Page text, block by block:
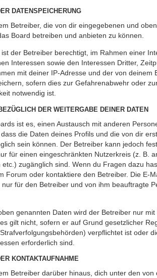
DATENSPEICHERUNG
Betreiber, die von dir eingegebenen und
Board betreiben und anbieten zu können.
der Betreiber berechtigt, im Rahmen einer
Interessen sowie den Interessen Dritter,
mit deiner IP-Adresse und der von deinem
sofern dies zur Gefahrenabwehr oder
notwendig ist.
DER WEITERGABE DEINER DATEN
ist es, einen Austausch mit anderen
die Daten deines Profils und die von dir
sein können. Der Betreiber kann jedoch
für einen eingeschränkten Nutzerkreis (z. B.
etc.) zugänglich sind. Wenn du Fragen dazu
Forum oder kontaktiere den Betreiber. Die E-
nur für den Betreiber und von ihm beauftragte
genannten Daten wird der Betreiber nur
gilt nicht, sofern er auf Grund gesetzlicher
verpflichtet ist oder
erforderlich sind.
KONTAKTAUFNAHME
Betreiber darüber hinaus, dich unter den